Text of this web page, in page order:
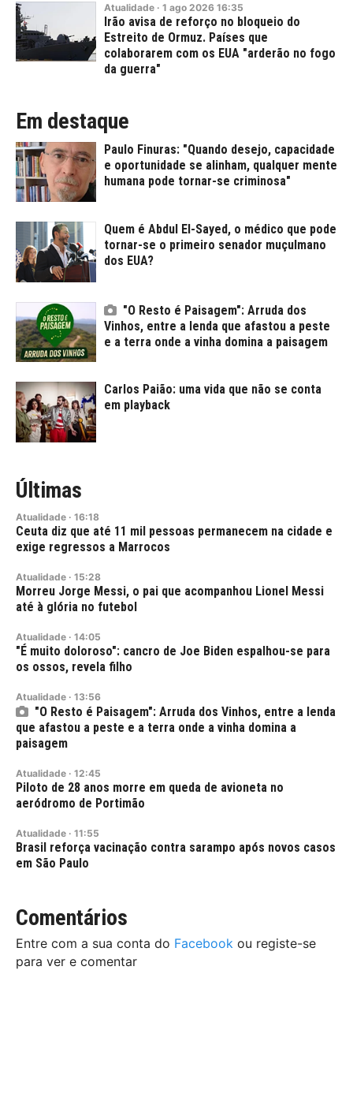
Atualidade · 1 ago 2026 16:35
Irão avisa de reforço no bloqueio do
Estreito de Ormuz. Países que
colaborarem com os EUA "arderão no fogo
da guerra"
Em destaque
Paulo Finuras: "Quando desejo, capacidade
e oportunidade se alinham, qualquer mente
humana pode tornar-se criminosa"
Quem é Abdul El-Sayed, o médico que pode
tornar-se o primeiro senador muçulmano
dos EUA?
"O Resto é Paisagem": Arruda dos
Vinhos, entre a lenda que afastou a peste
e a terra onde a vinha domina a paisagem
Carlos Paião: uma vida que não se conta
em playback
Últimas
Atualidade · 16:18
Ceuta diz que até 11 mil pessoas permanecem na cidade e
exige regressos a Marrocos
Atualidade · 15:28
Morreu Jorge Messi, o pai que acompanhou Lionel Messi
até à glória no futebol
Atualidade · 14:05
"É muito doloroso": cancro de Joe Biden espalhou-se para
os ossos, revela filho
Atualidade · 13:56
"O Resto é Paisagem": Arruda dos Vinhos, entre a lenda
que afastou a peste e a terra onde a vinha domina a
paisagem
Atualidade · 12:45
Piloto de 28 anos morre em queda de avioneta no
aeródromo de Portimão
Atualidade · 11:55
Brasil reforça vacinação contra sarampo após novos casos
em São Paulo
Comentários
Entre com a sua conta do Facebook ou registe-se
para ver e comentar